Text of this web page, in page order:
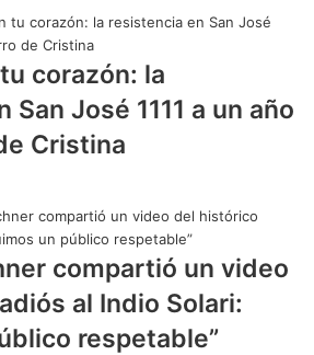
corazón: la
San José 1111 a un año
Cristina
compartió un video
al Indio Solari:
respetable”